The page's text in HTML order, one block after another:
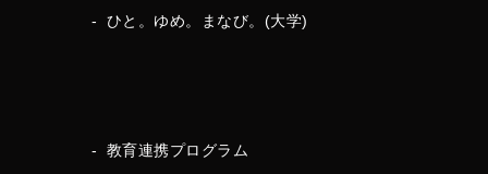
ひと。ゆめ。まなび。(大学)
教育連携プログラム